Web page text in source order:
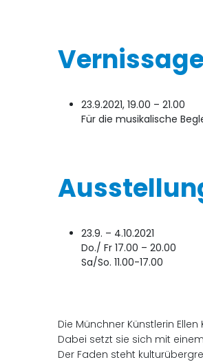
23.9.2021, 19.00 – 21.00
Für die musikalische
23.9. – 4.10.2021
Do./ Fr 17.00 – 20.00
Sa/So. 11.00-17.00
Die Münchner Künstlerin
Dabei setzt sie sich mit
Der Faden steht